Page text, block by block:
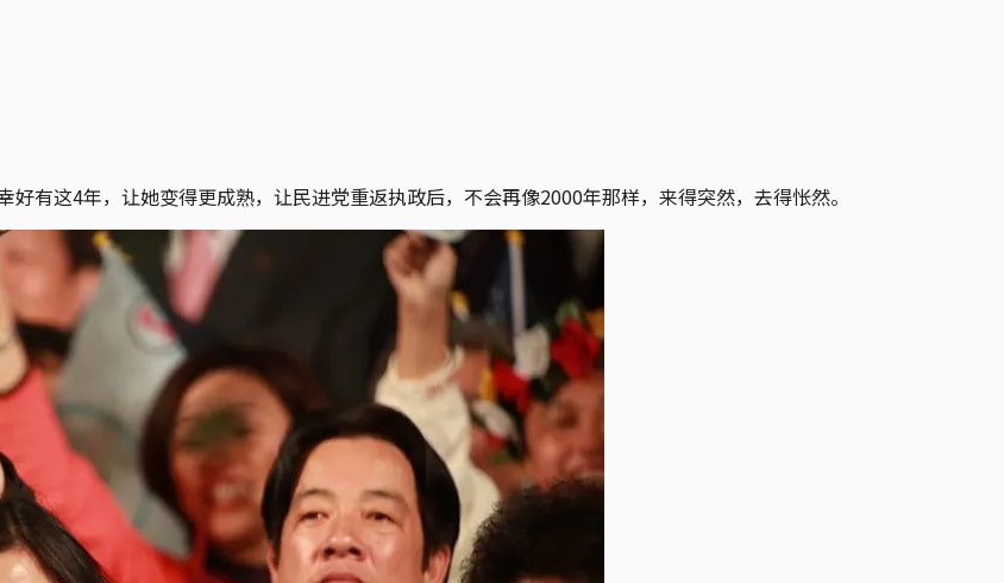
有这4年，让她变得更成熟，让民进党重返执政后，不会再像2000年那样，来得突然，去得怅然。